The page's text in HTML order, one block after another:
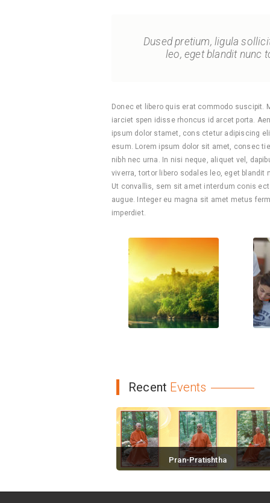
Dused pretium, ligula
leo, eget blandit nunc
Donec et libero quis erat commodo suscipit.
iarciet spen idisse rhoncus id arcet porta.
ipsum dolor stamet, cons ctetur adipiscing
esum. Lorem ipsum dolor sit amet, consec
nibh nec urna. In nisi neque, aliquet vel,
viverra, tortor libero sodales leo, eget
Ut convallis, sem sit amet interdum conis
augue. Integer eu magna sit amet metus
imperdiet.
Recent Events
Pran-Pratishtha